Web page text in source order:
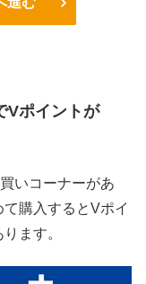
Vポイントが
いコーナーがあ
購入するとVポイ
ます。